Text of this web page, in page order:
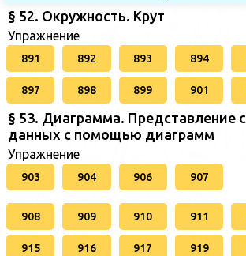
§ 52. Окружность. Крут
Упражнение
891 892 893 894
897 898 899 901
§ 53. Диаграмма. Представление
данных с помощью диаграмм
Упражнение
903 904 906 907
908 909 910 911
915 916 917 919